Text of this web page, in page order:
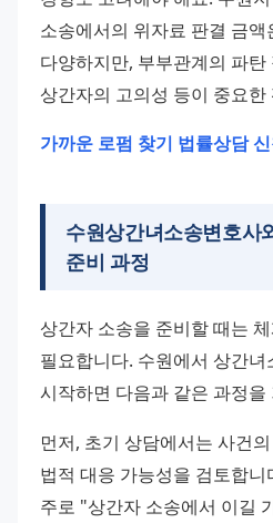
소송에서의 위자료 판결 금
다양하지만, 부부관계의 파탄
상간자의 고의성 등이 중요
가까운 로펌 찾기 법률상담
수원상간녀소송변호사
준비 과정
상간자 소송을 준비할 때는
필요합니다. 수원에서 상간
시작하면 다음과 같은 과정을
먼저, 초기 상담에서는 사건
법적 대응 가능성을 검토합
주로 "상간자 소송에서 이길